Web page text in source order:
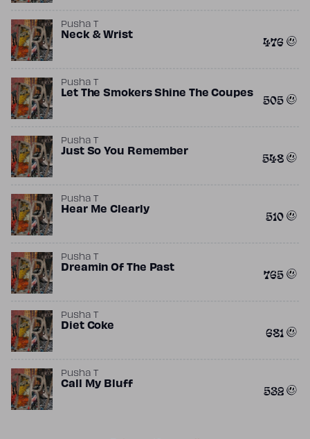
Pusha T
Neck & Wrist 476
Pusha T
Let The Smokers Shine The Coupes 505
Pusha T
Just So You Remember 548
Pusha T
Hear Me Clearly 510
Pusha T
Dreamin Of The Past 765
Pusha T
Diet Coke 681
Pusha T
Call My Bluff 532